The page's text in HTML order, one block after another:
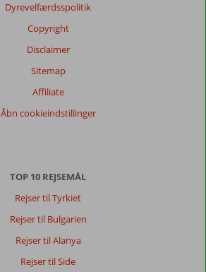
Dyrevelfærdsspolitik
Copyright
Disclaimer
Sitemap
Affiliate
Åbn cookieindstillinger
TOP 10 REJSEMÅL
Rejser til Tyrkiet
Rejser til Bulgarien
Rejser til Alanya
Rejser til Side